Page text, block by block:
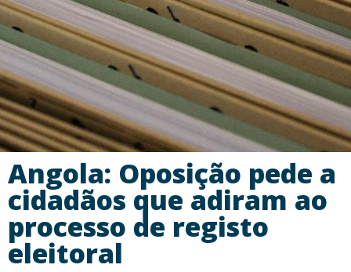
Angola: Oposição pede a
cidadãos que adiram ao
processo de registo
eleitoral